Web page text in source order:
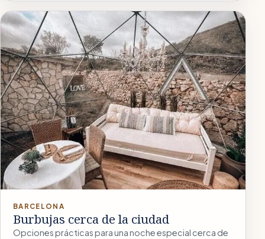
BARCELONA
Burbujas cerca de la ciudad
Opciones prácticas para una noche especial cerca de